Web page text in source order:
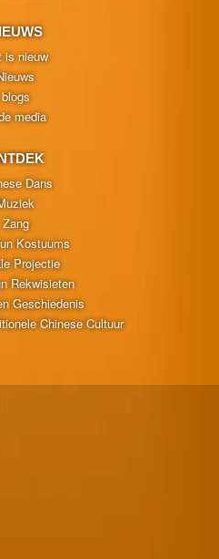
is nieuw
blogs
media
Dans
Zang
Kostuums
Projectie
Rekwisieten
Geschiedenis
Chinese Cultuur